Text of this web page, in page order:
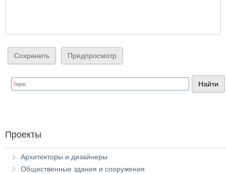
Проекты
Архитекторы и дизайнеры
Общественные здания и сооружения